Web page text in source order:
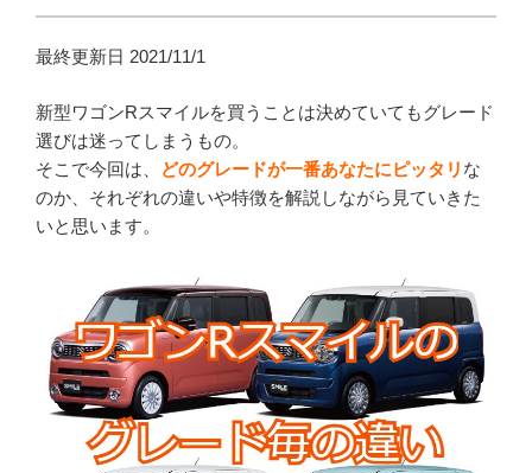
最終更新日 2021/11/1
新型ワゴンRスマイルを買うことは決めていてもグレード
選びは迷ってしまうもの。
そこで今回は、
どのグレードが一番あなたにピッタリ な
のか、それぞれの違いや特徴を解説しながら見ていきた
いと思います。